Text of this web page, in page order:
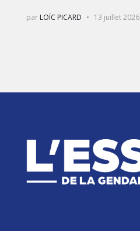
par LOÏC PICARD 13 juillet 2026